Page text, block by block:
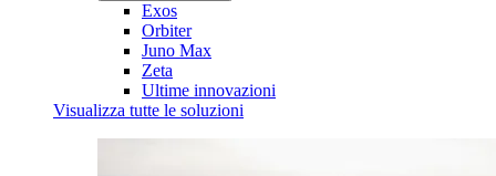
Exos
Orbiter
Juno Max
Zeta
Ultime innovazioni
Visualizza tutte le soluzioni